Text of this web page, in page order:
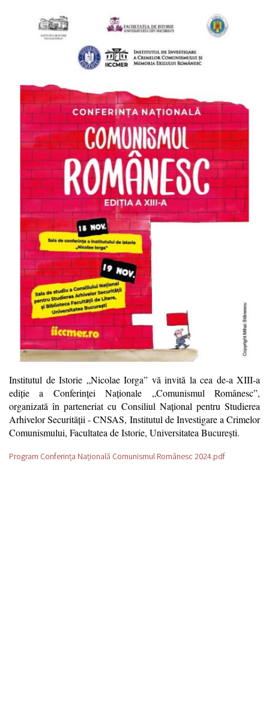
Institutul de Istorie „Nicolae Iorga” vă invită la cea de-a XIII-a
ediţie a Conferinţei Naţionale „Comunismul Românesc”,
organizată în parteneriat cu Consiliul Naţional pentru Studierea
Arhivelor Securităţii - CNSAS, Institutul de Investigare a Crimelor
Comunismului, Facultatea de Istorie, Universitatea Bucureşti.
Program Conferința Națională Comunismul Românesc 2024.pdf